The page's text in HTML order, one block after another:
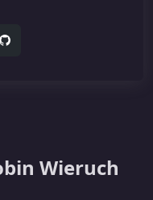
GitHub
Wieruch